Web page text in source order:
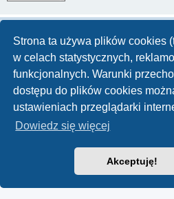
Strona ta używa plików cookies
w celach statystycznych,
funkcjonalnych. Warunki
dostępu do plików cookies
ustawieniach przeglądarki
Dowiedz się więcej
Akceptuję!
Technologię dostarczaphpBB ® Forum
Zasady ochrony danych